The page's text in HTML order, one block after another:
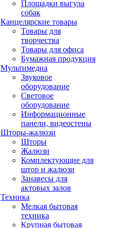
Площадки выгула
собак
Канцелярские товары
Товары для
творчества
Товары для офиса
Бумажная продукция
Мультимедиа
Звуковое
оборудование
Световое
оборудование
Информационные
панели, видеостены
Шторы-жалюзи
Шторы
Жалюзи
Комплектующие для
штор и жалюзи
Занавесы для
актовых залов
Техника
Мелкая бытовая
техника
Крупная бытовая